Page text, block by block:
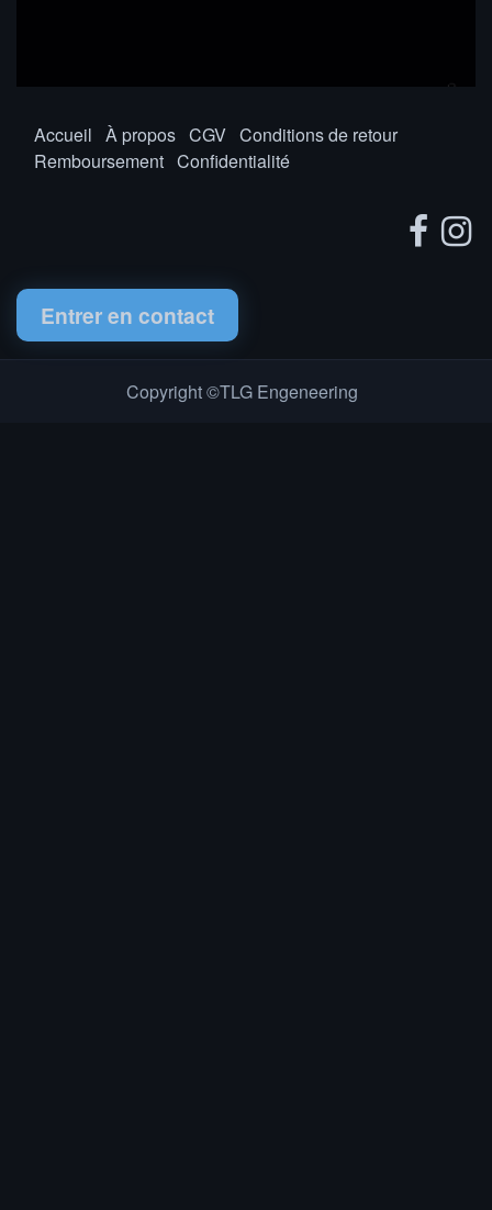
Accueil À propos CGV Conditions de retour
Remboursement Confidentialité
Entrer en contact
Copyright ©TLG Engeneering